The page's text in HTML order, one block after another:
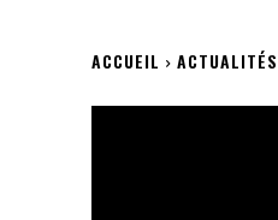
ACCUEIL ACTUALITÉS